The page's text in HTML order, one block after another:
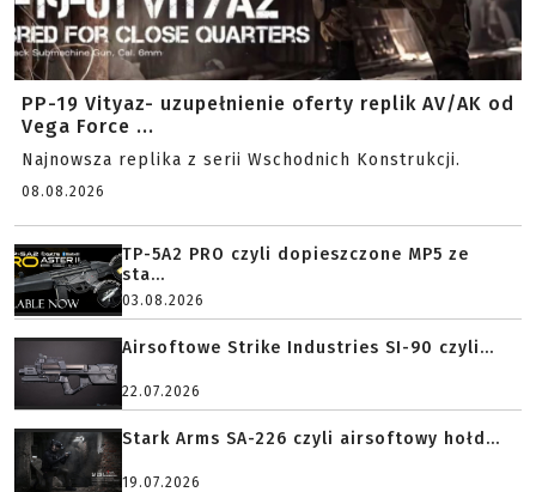
PP-19 Vityaz- uzupełnienie oferty replik AV/AK od
Vega Force ...
Najnowsza replika z serii Wschodnich Konstrukcji.
08.08.2026
TP-5A2 PRO czyli dopieszczone MP5 ze
sta...
03.08.2026
Airsoftowe Strike Industries SI-90 czyli...
22.07.2026
Stark Arms SA-226 czyli airsoftowy hołd...
19.07.2026